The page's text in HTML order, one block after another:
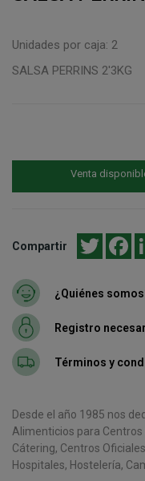
Unidades por caja: 2
SALSA PERRINS 2'3KG
Venta
Compartir Twitter
¿Quiénes
Registro
Términos y
Desde el año 1985 nos
Alimenticios para
Cátering, Centros
Hospitales, Hostelería,